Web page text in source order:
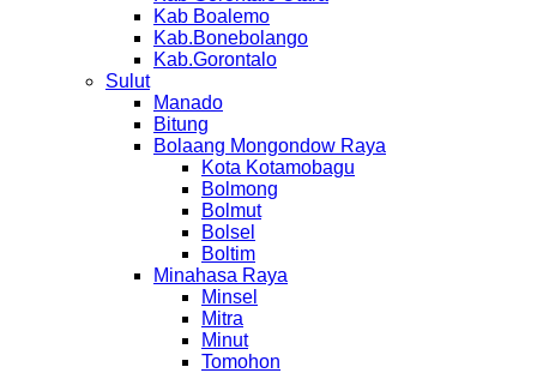
Kab Boalemo
Kab.Bonebolango
Kab.Gorontalo
Sulut
Manado
Bitung
Bolaang Mongondow Raya
Kota Kotamobagu
Bolmong
Bolmut
Bolsel
Boltim
Minahasa Raya
Minsel
Mitra
Minut
Tomohon